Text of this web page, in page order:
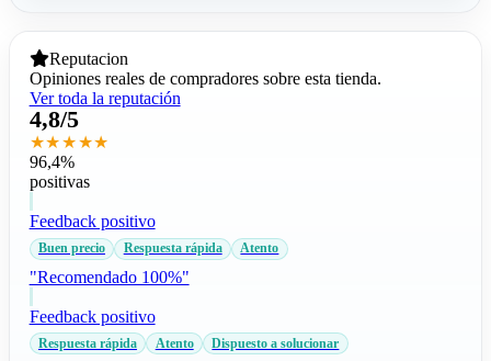
Reputacion
Opiniones reales de compradores sobre esta tienda.
Ver toda la reputación
4,8/5
★★★★★
96,4%
positivas
Feedback positivo
Buen precio Respuesta rápida Atento
"Recomendado 100%"
Feedback positivo
Respuesta rápida Atento Dispuesto a solucionar